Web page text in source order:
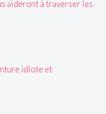
aideront à traverser les
idiote et